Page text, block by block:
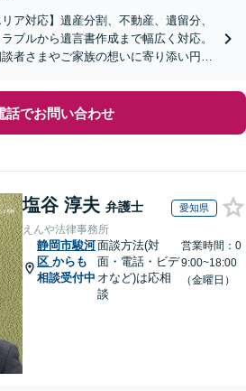
ア対応】遺産分割、不動産、遺留分、
ブルから遺言書作成まで幅広く対応。
者さまやご家族の想いに寄り添い円滑
話でお問い合わせ
塩谷 淳夫 弁護士 愛知県
えんや法律事務所
静岡市駿河
区 からも
相談受付中
面談方法(対
面・電話・ビデ
オなど)は応相
談
営業時間：0
9:00~18:00
（金曜日）